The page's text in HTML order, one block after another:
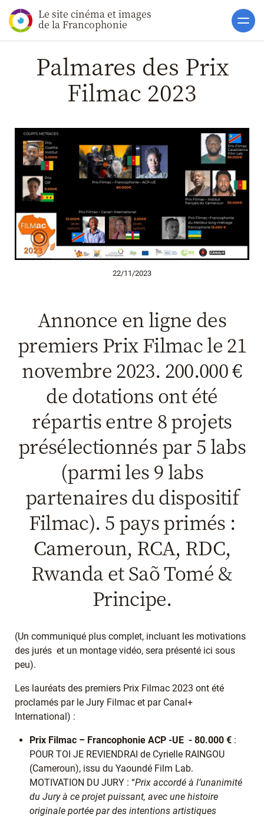
Le site cinéma et images
de la Francophonie Accueil
Actualités
Gros Plans
La vie du secteur
Soutiens
Catalogue
Clap ACP
Boites à
Accès pro
Palmares des Prix
Filmac 2023
22/11/2023
Annonce en ligne des
premiers Prix Filmac le 21
novembre 2023. 200.000 €
de dotations ont été
répartis entre 8 projets
présélectionnés par 5 labs
(parmi les 9 labs
partenaires du dispositif
Filmac). 5 pays primés :
Cameroun, RCA, RDC,
Rwanda et Saõ Tomé &
Principe.
(Un communiqué plus complet, incluant les motivations
des jurés et un montage vidéo, sera présenté ici sous
peu).
Les lauréats des premiers Prix Filmac 2023 ont été
proclamés par le Jury Filmac et par Canal+
International) :
Prix Filmac – Francophonie ACP -UE - 80.000 € :
POUR TOI JE REVIENDRAI de Cyrielle RAINGOU
(Cameroun), issu du Yaoundé Film Lab.
MOTIVATION DU JURY : “Prix accordé à l’unanimité
du Jury à ce projet puissant, avec une histoire
originale portée par des intentions artistiques